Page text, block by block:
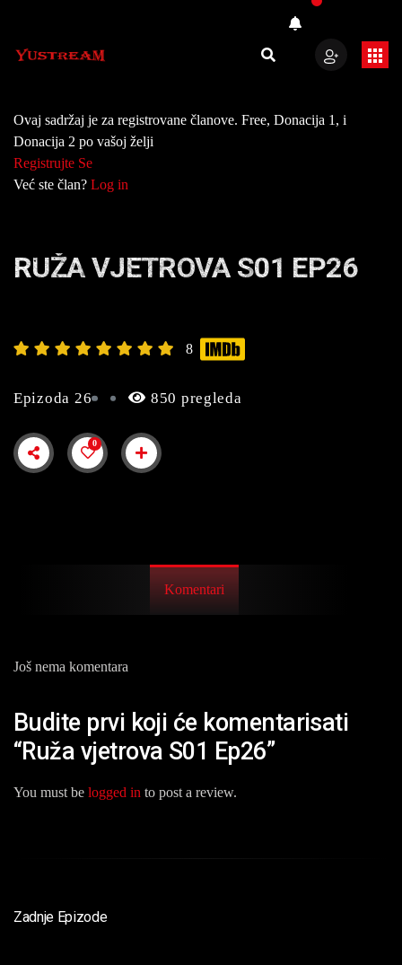
Ovaj sadržaj je za registrovane članove. Free, Donacija 1, i
Donacija 2 po vašoj želji
Registrujte Se
Već ste član? Log in
RUŽA VJETROVA S01 EP26
8
Epizoda 26 850 pregleda
0
Komentari
Još nema komentara
Budite prvi koji će komentarisati
“Ruža vjetrova S01 Ep26”
You must be logged in to post a review.
Zadnje Epizode